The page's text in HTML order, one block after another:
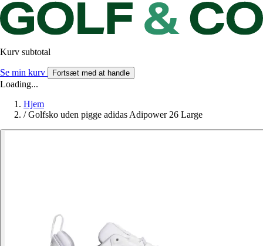
Kurv subtotal
Se min kurv Fortsæt med at handle
Loading...
Hjem
/ Golfsko uden pigge adidas Adipower 26 Large